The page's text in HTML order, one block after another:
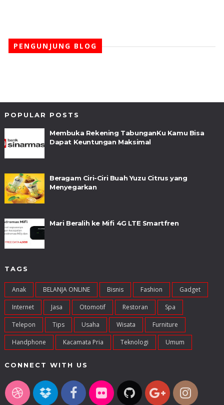
PENGUNJUNG BLOG
POPULAR POSTS
Membuka Rekening TabunganKu Kamu Bisa
Dapat Keuntungan Maksimal
Beragam Ciri-Ciri Buah Yuzu Citrus yang
Menyegarkan
Mari Beralih ke Mifi 4G LTE Smartfren
TAGS
Anak BELANJA ONLINE Bisnis Fashion Gadget
Internet Jasa Otomotif Restoran Spa
Telepon Tips Usaha Wisata Furniture
Handphone Kacamata Pria Teknologi Umum
CONNECT WITH US